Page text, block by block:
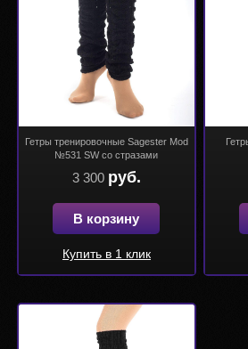
Гетры тренировочные Sagester Mod
№531 SW со стразами
3 300 руб.
В корзину
Купить в 1 клик